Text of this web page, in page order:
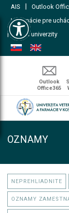
Open toolbar
AIS Outlook
Informácie pre
| Mapa univerzity
Outlook
Office365
OZNAMY
NEPREHLIADNITE
OZNAMY